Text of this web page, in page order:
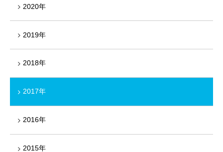
2020年
2019年
2018年
2017年
2016年
2015年